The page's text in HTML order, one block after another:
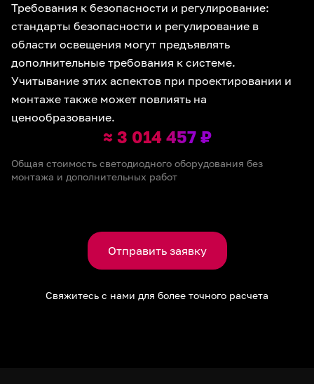
Требования к безопасности и регулирование:
стандарты безопасности и регулирование в
области освещения могут предъявлять
дополнительные требования к системе.
Учитывание этих аспектов при проектировании и
монтаже также может повлиять на
ценообразование.
3 014 457 ₽
Общая стоимость светодиодного оборудования без
монтажа и дополнительных работ
Отправить заявку
Свяжитесь с нами для более точного расчета